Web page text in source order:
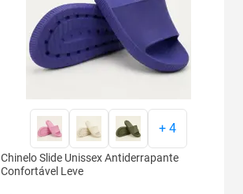
+ 4
Chinelo Slide Unissex Antiderrapante
Confortável Leve